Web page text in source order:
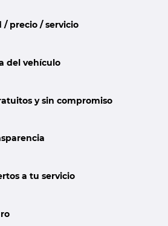
/ precio / servicio
del vehículo
y sin compromiso
a tu servicio